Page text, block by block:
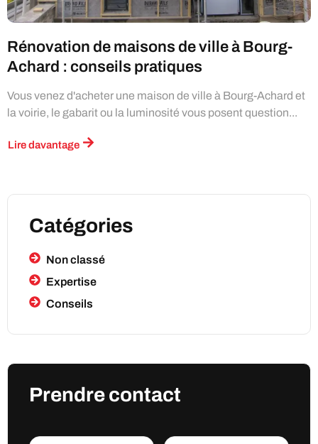
Rénovation de maisons de ville à Bourg-
Achard : conseils pratiques
Vous venez d'acheter une maison de ville à Bourg-Achard et
la voirie, le gabarit ou la luminosité vous posent question...
Lire davantage
Catégories
Non classé
Expertise
Conseils
Prendre contact